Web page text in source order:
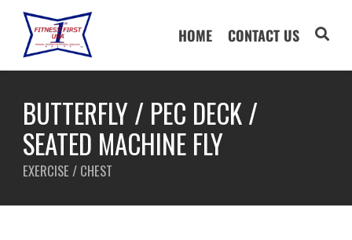
HOME CONTACT US
BUTTERFLY / PEC DECK /
SEATED MACHINE FLY
EXERCISE / CHEST